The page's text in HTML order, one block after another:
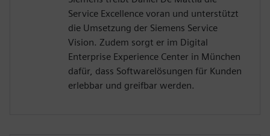
Service Excellence voran und unterstützt
die Umsetzung der Siemens Service
Vision. Zudem sorgt er im Digital
Enterprise Experience Center in München
dafür, dass Softwarelösungen für Kunden
erlebbar und greifbar werden.